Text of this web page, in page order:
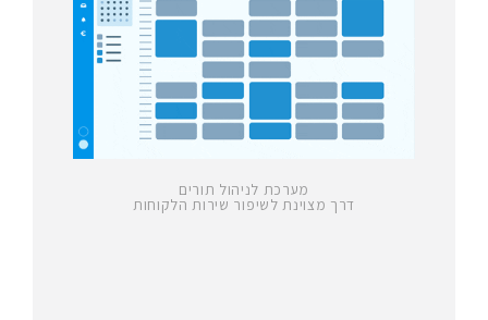
מערכת לניהול תורים
דרך מצוינת לשיפור שירות הלקוחות